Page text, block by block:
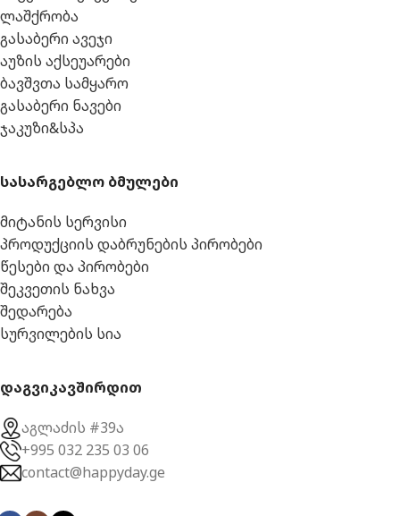
ლაშქრობა
გასაბერი ავეჯი
აუზის აქსეუარები
ბავშვთა სამყარო
გასაბერი ნავები
ჯაკუზი&სპა
სასარგებლო ბმულები
მიტანის სერვისი
პროდუქციის დაბრუნების პირობები
წესები და პირობები
შეკვეთის ნახვა
შედარება
სურვილების სია
დაგვიკავშირდით
აგლაძის #39ა
+995 032 235 03 06
contact@happyday.ge